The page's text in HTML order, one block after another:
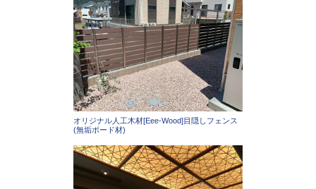
オリジナル人工木材[Eee-Wood]目隠しフェンス
(無垢ボード材)